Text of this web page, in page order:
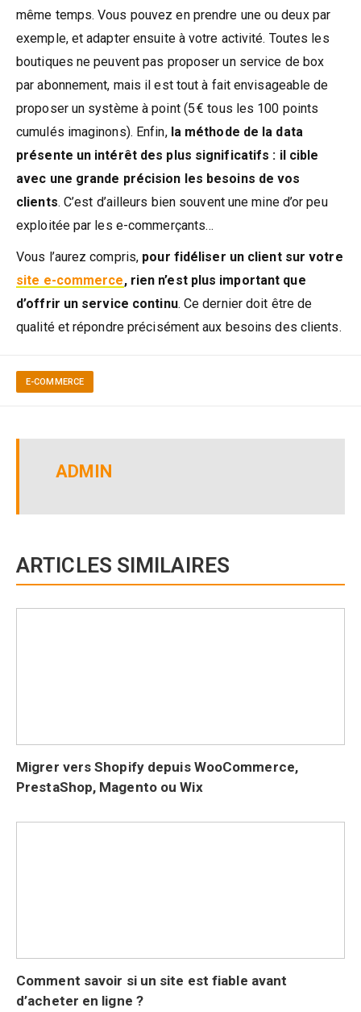
même temps. Vous pouvez en prendre une ou deux par
exemple, et adapter ensuite à votre activité. Toutes les
boutiques ne peuvent pas proposer un service de box
par abonnement, mais il est tout à fait envisageable de
proposer un système à point (5 € tous les 100 points
cumulés imaginons). Enfin, la méthode de la data
présente un intérêt des plus significatifs : il cible
avec une grande précision les besoins de vos
clients. C’est d’ailleurs bien souvent une mine d’or peu
exploitée par les e-commerçants…
Vous l’aurez compris, pour fidéliser un client sur votre
site e-commerce, rien n’est plus important que
d’offrir un service continu. Ce dernier doit être de
qualité et répondre précisément aux besoins des clients.
E-COMMERCE
ADMIN
ARTICLES SIMILAIRES
Migrer vers Shopify depuis WooCommerce,
PrestaShop, Magento ou Wix
Comment savoir si un site est fiable avant
d’acheter en ligne ?